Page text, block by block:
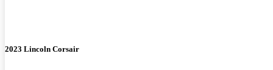
2023 Lincoln Corsair